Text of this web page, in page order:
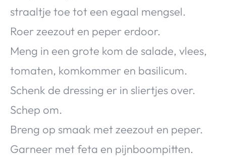
straaltje toe tot een egaal mengsel.
Roer zeezout en peper erdoor.
Meng in een grote kom de salade, vlees,
tomaten, komkommer en basilicum.
Schenk de dressing er in sliertjes over.
Schep om.
Breng op smaak met zeezout en peper.
Garneer met feta en pijnboompitten.